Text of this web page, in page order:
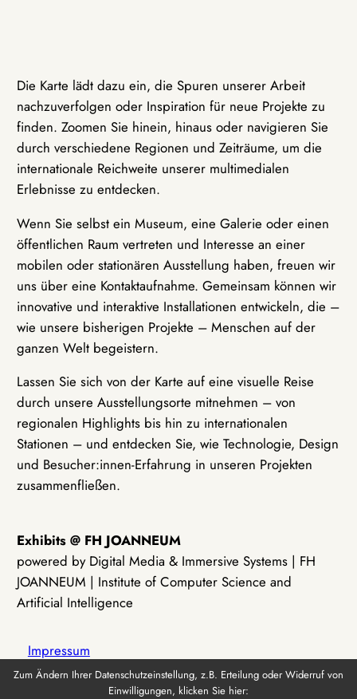
Die Karte lädt dazu ein, die Spuren unserer Arbeit
nachzuverfolgen oder Inspiration für neue Projekte zu
finden. Zoomen Sie hinein, hinaus oder navigieren Sie
durch verschiedene Regionen und Zeiträume, um die
internationale Reichweite unserer multimedialen
Erlebnisse zu entdecken.
Wenn Sie selbst ein Museum, eine Galerie oder einen
öffentlichen Raum vertreten und Interesse an einer
mobilen oder stationären Ausstellung haben, freuen wir
uns über eine Kontaktaufnahme. Gemeinsam können wir
innovative und interaktive Installationen entwickeln, die –
wie unsere bisherigen Projekte – Menschen auf der
ganzen Welt begeistern.
Lassen Sie sich von der Karte auf eine visuelle Reise
durch unsere Ausstellungsorte mitnehmen – von
regionalen Highlights bis hin zu internationalen
Stationen – und entdecken Sie, wie Technologie, Design
und Besucher:innen-Erfahrung in unseren Projekten
zusammenfließen.
Exhibits @ FH JOANNEUM
powered by Digital Media & Immersive Systems | FH
JOANNEUM | Institute of Computer Science and
Artificial Intelligence
Impressum
Zum Ändern Ihrer Datenschutzeinstellung, z.B. Erteilung oder Widerruf von
Einwilligungen, klicken Sie hier: